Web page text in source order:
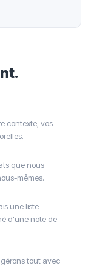
contexte, vos
que nous
mêmes.
une liste
d'une note de
tout avec